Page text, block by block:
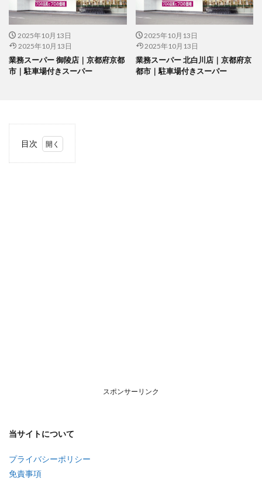
2025年10月13日
2025年10月13日
業務スーパー 御陵店｜京都府京都
市｜駐車場付きスーパー
2025年10月13日
2025年10月13日
業務スーパー 北白川店｜京都府京
都市｜駐車場付きスーパー
目次
スポンサーリンク
当サイトについて
プライバシーポリシー
免責事項